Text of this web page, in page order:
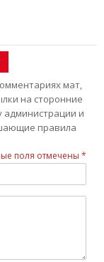
мат,
на сторонние
администрации и
правила
поля отмечены *